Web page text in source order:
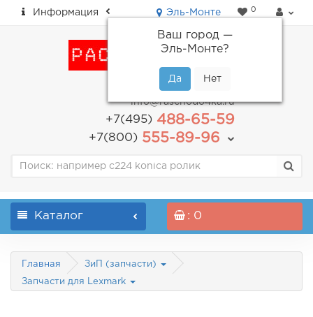
Информация Эль-Монте
Ваш город —
Эль-Монте?
0
пн-пт: с 9.00 до 18.00
info@raschodo4ka.ru
+7(495)488-65-59
+7(800)555-89-96
Каталог : 0
Главная ЗиП (запчасти)
Запчасти для Lexmark